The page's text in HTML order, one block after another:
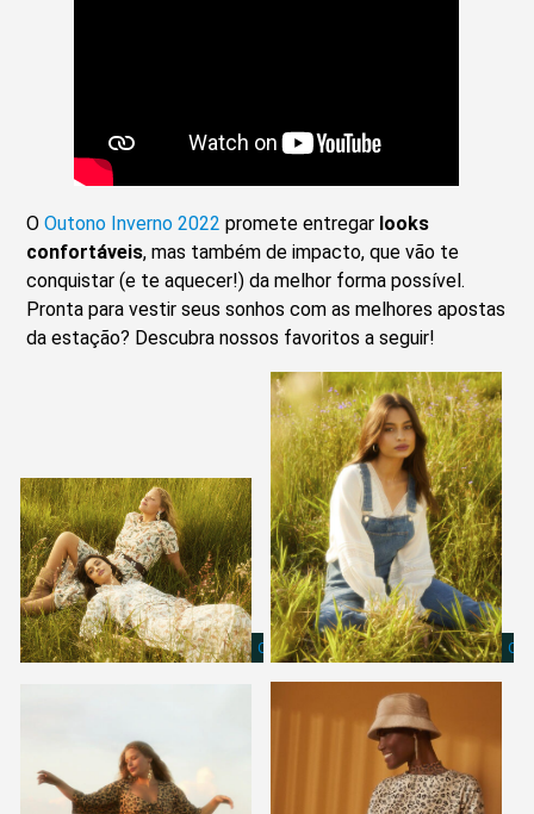
OOutono Inverno 2022promete entregar looks
confortáveis, mas também de impacto, que vão te
conquistar (e te aquecer!) da melhor forma possível.
Pronta para vestir seus sonhos com as melhores apostas
da estação? Descubra nossos favoritos a seguir!
COTTAGECORE